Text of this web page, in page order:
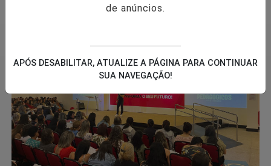
de anúncios.
APÓS DESABILITAR, ATUALIZE A PÁGINA PARA CONTINUAR
SUA NAVEGAÇÃO!